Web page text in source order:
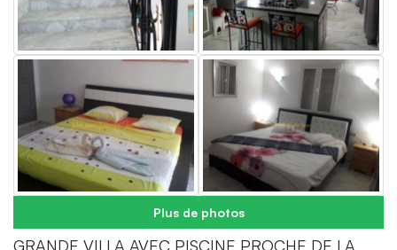
Plus de photos
GRANDE VILLA AVEC PISCINE PROCHE DE LA